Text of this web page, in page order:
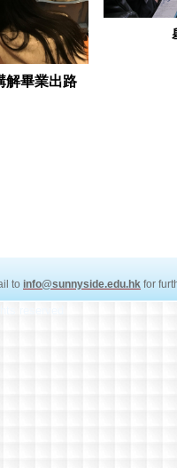
解畢業出路
to info@sunnyside.edu.hk for